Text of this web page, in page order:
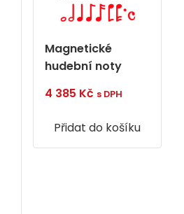
Magnetické
hudební noty
4 385 Kč s DPH
Přidat do košíku